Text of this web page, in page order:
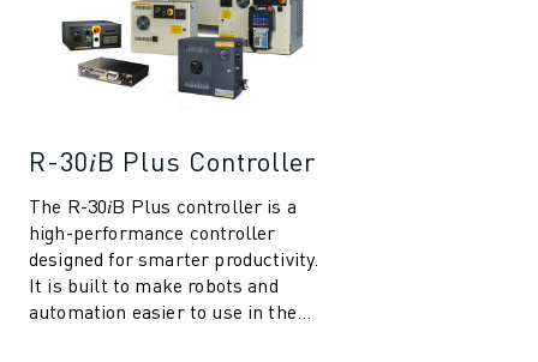
R-30𝑖B Plus Controller
The R-30𝑖B Plus controller is a
high-performance controller
designed for smarter productivity.
It is built to make robots and
automation easier to use in the